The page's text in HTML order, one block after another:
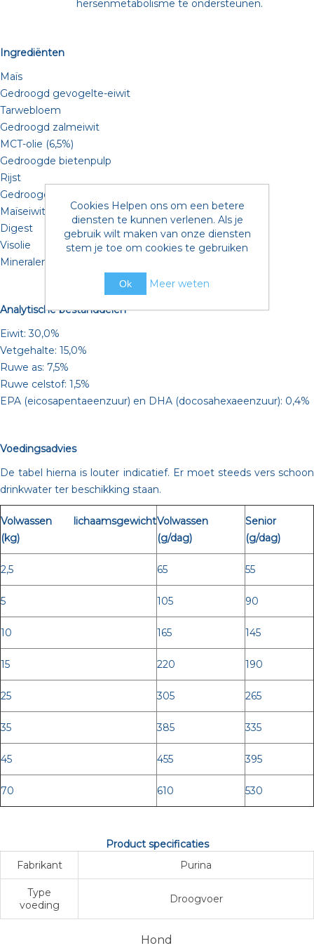
hersenmetabolisme te ondersteunen.
Ingrediënten
Maïs
Gedroogd gevogelte-eiwit
Tarwebloem
Gedroogd zalmeiwit
MCT-olie (6,5%)
Gedroogde bietenpulp
Rijst
Gedroogd ei
Maïseiwitmeel
Digest
Visolie
Mineralen
Analytische bestanddelen
Eiwit: 30,0%
Vetgehalte: 15,0%
Ruwe as: 7,5%
Ruwe celstof: 1,5%
EPA (eicosapentaeenzuur) en DHA (docosahexaeenzuur): 0,4%
Voedingsadvies
De tabel hierna is louter indicatief. Er moet steeds vers schoon
drinkwater ter beschikking staan.
Volwassen lichaamsgewicht
(kg)
Volwassen
(g/dag)
Senior
(g/dag)
2,5 65 55
5 105 90
10 165 145
15 220 190
25 305 265
35 385 335
45 455 395
70 610 530
Product specificaties
Fabrikant
Purina
Type
voeding
Droogvoer
Hond
Cookies Helpen ons om een betere
diensten te kunnen verlenen. Als je
gebruik wilt maken van onze diensten
stem je toe om cookies te gebruiken
Ok Meer weten